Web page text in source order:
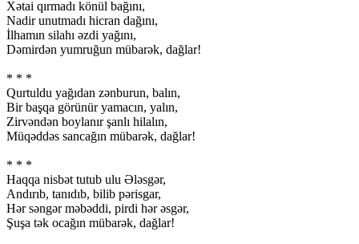
Xətai qırmadı könül bağını,
Nadir unutmadı hicran dağını,
İlhamın silahı əzdi yağını,
Dəmirdən yumruğun mübarək, dağlar!
* * *
Qurtuldu yağıdan zənburun, balın,
Bir başqa görünür yamacın, yalın,
Zirvəndən boylanır şanlı hilalın,
Müqəddəs sancağın mübarək, dağlar!
* * *
Haqqa nisbət tutub ulu Ələsgər,
Andırıb, tanıdıb, bilib pərisgar,
Hər səngər məbəddi, pirdi hər əsgər,
Şuşa tək ocağın mübarək, dağlar!